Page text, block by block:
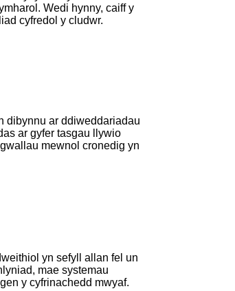
Wedi hynny, caiff y
cyfredol y cludwr.
dibynnu ar ddiweddariadau
ar gyfer tasgau llywio
mewnol cronedig yn
yn sefyll allan fel un
mae systemau
y cyfrinachedd mwyaf.